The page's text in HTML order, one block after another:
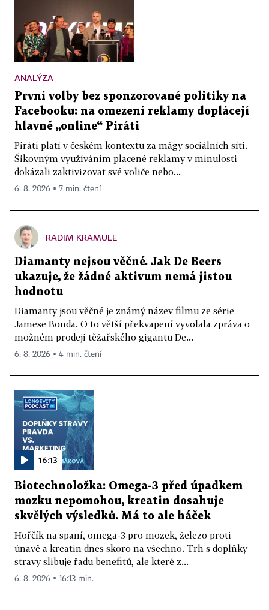
ANALÝZA
První volby bez sponzorované politiky na
Facebooku: na omezení reklamy doplácejí
hlavně „online“ Piráti
Piráti platí v českém kontextu za mágy sociálních sítí.
Šikovným využíváním placené reklamy v minulosti
dokázali zaktivizovat své voliče nebo...
6. 8. 2026 ▪ 7 min. čtení
RADIM KRAMULE
Diamanty nejsou věčné. Jak De Beers
ukazuje, že žádné aktivum nemá jistou
hodnotu
Diamanty jsou věčné je známý název filmu ze série
Jamese Bonda. O to větší překvapení vyvolala zpráva o
možném prodeji těžařského gigantu De...
6. 8. 2026 ▪ 4 min. čtení
16:13
Biotechnoložka: Omega-3 před úpadkem
mozku nepomohou, kreatin dosahuje
skvělých výsledků. Má to ale háček
Hořčík na spaní, omega-3 pro mozek, železo proti
únavě a kreatin dnes skoro na všechno. Trh s doplňky
stravy slibuje řadu benefitů, ale které z...
6. 8. 2026 ▪ 16:13 min.